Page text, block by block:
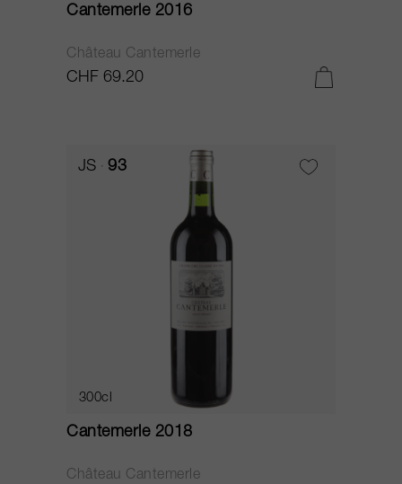
Cantemerle 2016
Château Cantemerle
CHF 69.20
JS 93
300cl
Cantemerle 2018
Château Cantemerle